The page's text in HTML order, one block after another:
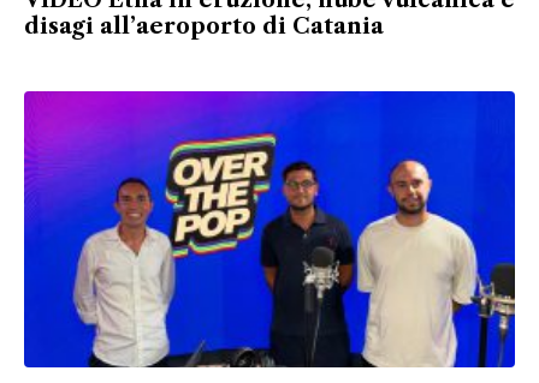
disagi all’aeroporto di Catania